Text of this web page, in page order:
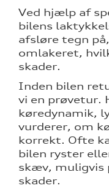
Ved hjælp af
bilens
afsløre tegn
omlakeret,
skader.
Inden bilen
vi en prøvetur.
køredynamik,
vurderer, om
korrekt. Ofte
bilen ryster
skæv, muligvis
skader.